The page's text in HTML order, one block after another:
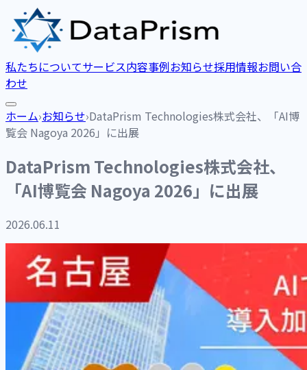
私たちについてサービス内容事例お知らせ採用情報お問い合
わせ
ホーム›お知らせ›DataPrism Technologies株式会社、「AI博
覧会 Nagoya 2026」に出展
DataPrism Technologies株式会社、
「AI博覧会 Nagoya 2026」に出展
2026.06.11